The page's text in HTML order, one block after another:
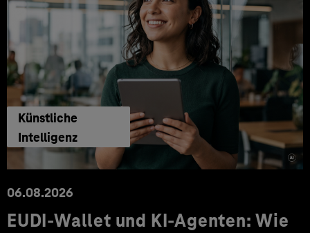
Künstliche
Intelligenz
06.08.2026
EUDI-Wallet und KI-Agenten: Wie